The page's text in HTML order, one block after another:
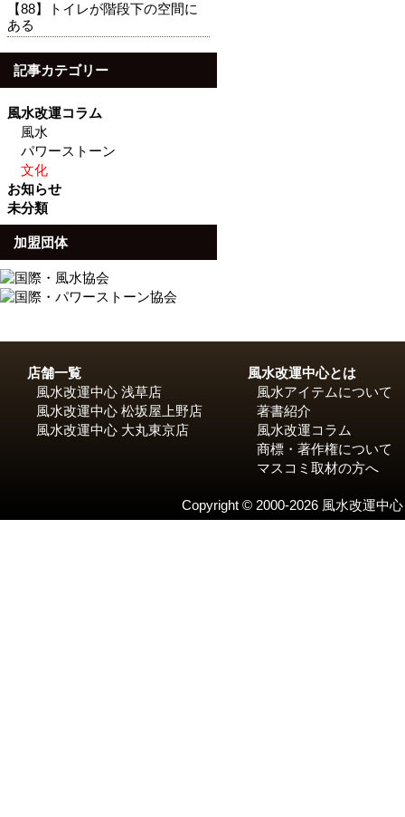
【88】トイレが階段下の空間に
ある
記事カテゴリー
風水改運コラム
風水
パワーストーン
文化
お知らせ
未分類
加盟団体
店舗一覧
風水改運中心 浅草店
風水改運中心 松坂屋上野店
風水改運中心 大丸東京店
風水改運中心とは
風水アイテムについて
著書紹介
風水改運コラム
商標・著作権について
マスコミ取材の方へ
Copyright © 2000-2026 風水改運中